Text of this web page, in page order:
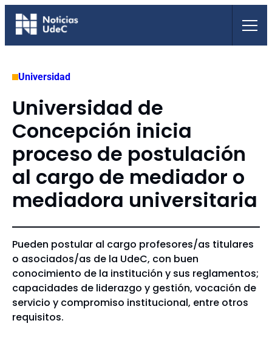
Saltar
Universidad
Universidad de
Concepción inicia
proceso de postulación
al cargo de mediador o
mediadora universitaria
Pueden postular al cargo profesores/as titulares
o asociados/as de la UdeC, con buen
conocimiento de la institución y sus reglamentos;
capacidades de liderazgo y gestión, vocación de
servicio y compromiso institucional, entre otros
requisitos.